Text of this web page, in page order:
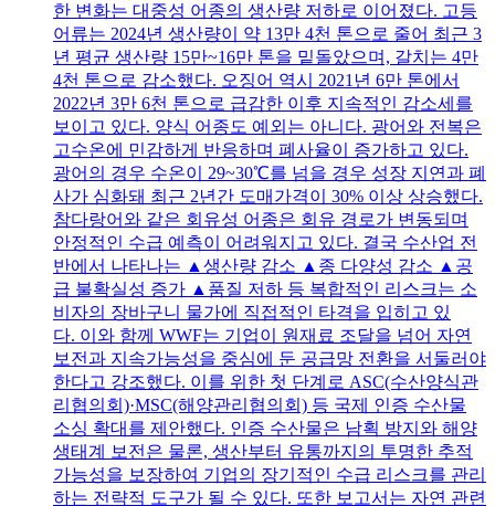
한 변화는 대중성 어종의 생산량 저하로 이어졌다. 고등
어류는 2024년 생산량이 약 13만 4천 톤으로 줄어 최근 3
년 평균 생산량 15만~16만 톤을 밑돌았으며, 갈치는 4만
4천 톤으로 감소했다. 오징어 역시 2021년 6만 톤에서
2022년 3만 6천 톤으로 급감한 이후 지속적인 감소세를
보이고 있다. 양식 어종도 예외는 아니다. 광어와 전복은
고수온에 민감하게 반응하며 폐사율이 증가하고 있다.
광어의 경우 수온이 29~30℃를 넘을 경우 성장 지연과 폐
사가 심화돼 최근 2년간 도매가격이 30% 이상 상승했다.
참다랑어와 같은 회유성 어종은 회유 경로가 변동되며
안정적인 수급 예측이 어려워지고 있다. 결국 수산업 전
반에서 나타나는 ▲생산량 감소 ▲종 다양성 감소 ▲공
급 불확실성 증가 ▲품질 저하 등 복합적인 리스크는 소
비자의 장바구니 물가에 직접적인 타격을 입히고 있
다. 이와 함께 WWF는 기업이 원재료 조달을 넘어 자연
보전과 지속가능성을 중심에 둔 공급망 전환을 서둘러야
한다고 강조했다. 이를 위한 첫 단계로 ASC(수산양식관
리협의회)·MSC(해양관리협의회) 등 국제 인증 수산물
소싱 확대를 제안했다. 인증 수산물은 남획 방지와 해양
생태계 보전은 물론, 생산부터 유통까지의 투명한 추적
가능성을 보장하여 기업의 장기적인 수급 리스크를 관리
하는 전략적 도구가 될 수 있다. 또한 보고서는 자연 관련